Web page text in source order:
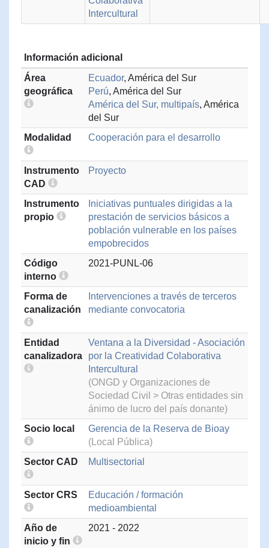
Intercultural
Información adicional
Área
geográfica
Ecuador, América del Sur
Perú, América del Sur
América del Sur, multipaís, América
del Sur
Modalidad
Cooperación para el desarrollo
Instrumento
CAD
Proyecto
Instrumento
propio
Iniciativas puntuales dirigidas a la
prestación de servicios básicos a
población vulnerable en los países
empobrecidos
Código
interno
2021-PUNL-06
Forma de
canalización
Intervenciones a través de terceros
mediante convocatoria
Entidad
canalizadora
Ventana a la Diversidad - Asociación
por la Creatividad Colaborativa
Intercultural
(ONGD y Organizaciones de
Sociedad Civil > Otras entidades sin
ánimo de lucro del país donante)
Socio local
Gerencia de la Reserva de Bioay
(Local Pública)
Sector CAD
Multisectorial
Sector CRS
Educación / formación
medioambiental
Año de
inicio y fin
2021 - 2022